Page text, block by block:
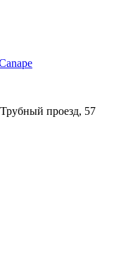
проезд, 57